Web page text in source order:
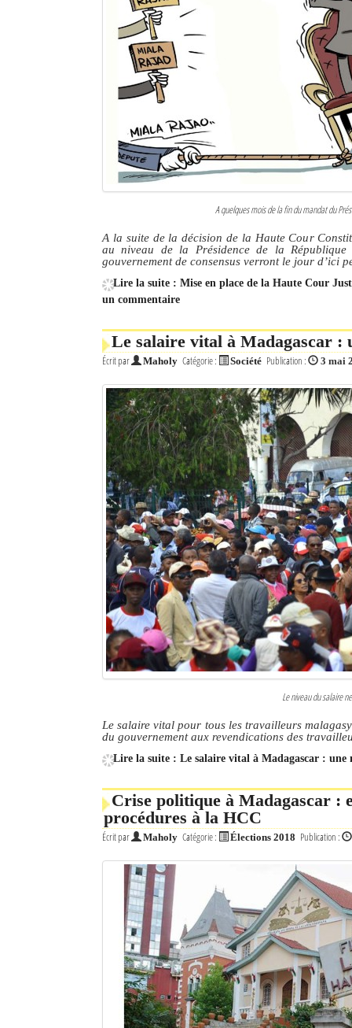
A quelques mois de la fin du mandat du
A la suite de la décision de la Haute Cour
au niveau de la Présidence de la
gouvernement de consensus verront le jour d’ici
Lire la suite : Mise en place de la Haute Cour
un commentaire
Le salaire vital à Madagascar :
Écrit par Maholy Catégorie : Société Publication : 3 mai
Le niveau du salaire
Le salaire vital pour tous les travailleurs
du gouvernement aux revendications des
Lire la suite : Le salaire vital à Madagascar : une
Crise politique à Madagascar :
procédures à la HCC
Écrit par Maholy Catégorie : Élections 2018 Publication :